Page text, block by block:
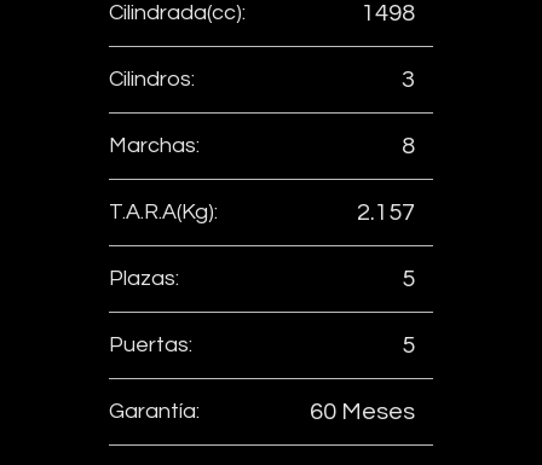
Cilindrada(cc): 1498
Cilindros: 3
Marchas: 8
T.A.R.A(Kg): 2.157
Plazas: 5
Puertas: 5
Garantía: 60 Meses